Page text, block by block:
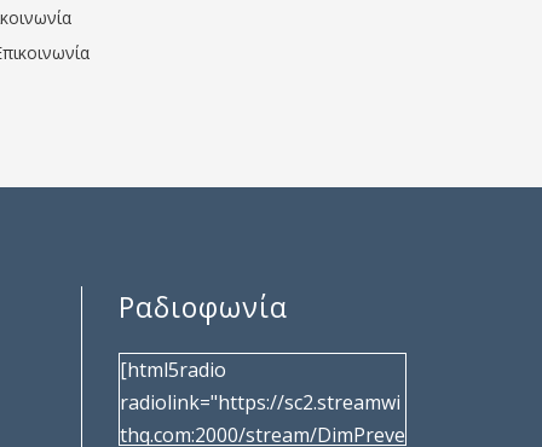
Ραδιοφωνία
[html5radio
radiolink="https://sc2.streamwi
thq.com:2000/stream/DimPreve